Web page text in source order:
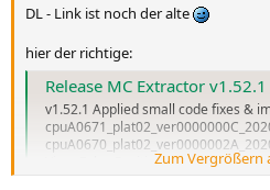
DL - Link ist noch der alte
hier der richtige:
Release MC Extractor v1.52.1
v1.52.1 Applied small code fixes &
Virus False Positives S...Zum Vergrößern